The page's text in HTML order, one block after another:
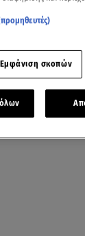
Εμφάνιση σκοπών